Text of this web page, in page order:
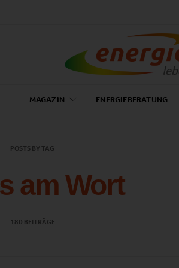
MAGAZIN ENERGIEBERATUNG
POSTS BY TAG
am Wort
180 BEITRÄGE